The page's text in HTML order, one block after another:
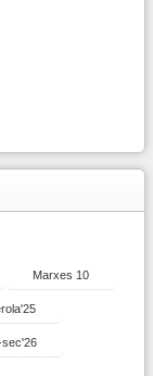
Marxes 10
sec'26